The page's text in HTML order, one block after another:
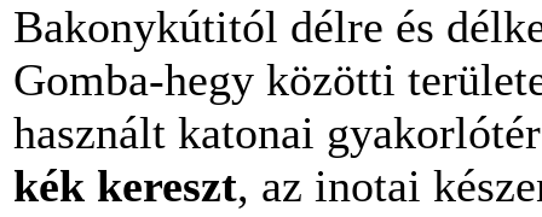
Bakonykútitól délre és
Gomba-hegy közötti
használt katonai
kék kereszt, az inotai